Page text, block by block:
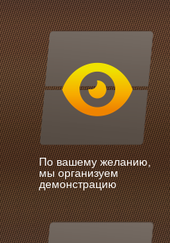
По вашему желанию,
мы организуем
демонстрацию